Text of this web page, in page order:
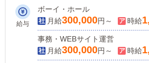
大募集！＜正社員：月給30
イバー：日給7,000円～＞日
完備！
給与
ボーイ・ホール
月給300,000円～ 時給
事務・WEBサイト運営
月給300,000円～ 時給